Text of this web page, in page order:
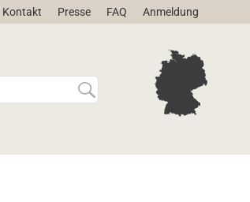
Kontakt Presse FAQ Anmeldung